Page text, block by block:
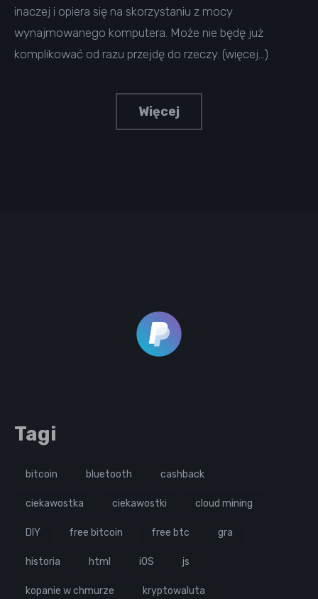
inaczej i opiera się na skorzystaniu z mocy
wynajmowanego komputera. Może nie będę już
komplikować od razu przejdę do rzeczy. (więcej…)
Więcej
Tagi
bitcoin bluetooth cashback
ciekawostka ciekawostki cloud mining
DIY free bitcoin free btc gra
historia html iOS js
kopanie w chmurze kryptowaluta